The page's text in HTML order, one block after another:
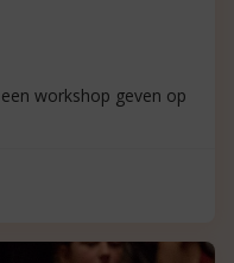
workshop geven op